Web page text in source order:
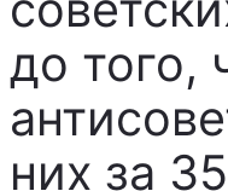
до того,
них за